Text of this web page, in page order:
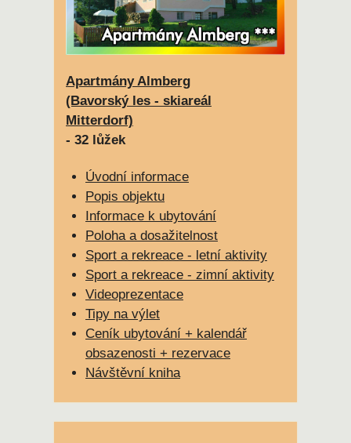
Apartmány Almberg
(Bavorský les - skiareál
Mitterdorf)
- 32 lůžek
Úvodní informace
Popis objektu
Informace k ubytování
Poloha a dosažitelnost
Sport a rekreace - letní aktivity
Sport a rekreace - zimní aktivity
Videoprezentace
Tipy na výlet
Ceník ubytování + kalendář
obsazenosti + rezervace
Návštěvní kniha